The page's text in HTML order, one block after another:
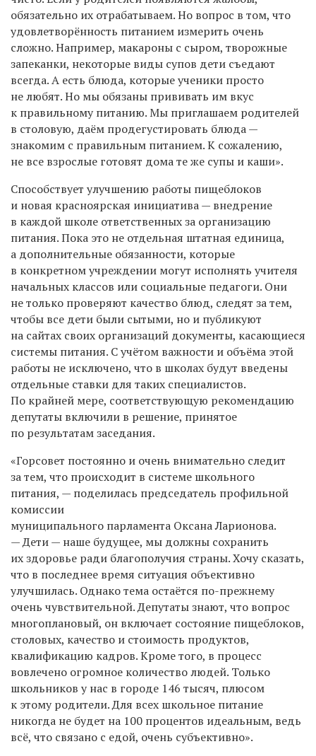
обязательно их отрабатываем. Но вопрос в том, что
удовлетворённость питанием измерить очень
сложно. Например, макароны с сыром, творожные
запеканки, некоторые виды супов дети съедают
всегда. А есть блюда, которые ученики просто
не любят. Но мы обязаны прививать им вкус
к правильному питанию. Мы приглашаем родителей
в столовую, даём продегустировать блюда —
знакомим с правильным питанием. К сожалению,
не все взрослые готовят дома те же супы и каши».
Способствует улучшению работы пищеблоков
и новая красноярская инициатива — внедрение
в каждой школе ответственных за организацию
питания. Пока это не отдельная штатная единица,
а дополнительные обязанности, которые
в конкретном учреждении могут исполнять учителя
начальных классов или социальные педагоги. Они
не только проверяют качество блюд, следят за тем,
чтобы все дети были сытыми, но и публикуют
на сайтах своих организаций документы, касающиеся
системы питания. С учётом важности и объёма этой
работы не исключено, что в школах будут введены
отдельные ставки для таких специалистов.
По крайней мере, соответствующую рекомендацию
депутаты включили в решение, принятое
по результатам заседания.
«Горсовет постоянно и очень внимательно следит
за тем, что происходит в системе школьного
питания, — поделилась председатель профильной
комиссии
муниципального парламента Оксана Ларионова.
— Дети — наше будущее, мы должны сохранить
их здоровье ради благополучия страны. Хочу сказать,
что в последнее время ситуация объективно
улучшилась. Однако тема остаётся по-прежнему
очень чувствительной. Депутаты знают, что вопрос
многоплановый, он включает состояние пищеблоков,
столовых, качество и стоимость продуктов,
квалификацию кадров. Кроме того, в процесс
вовлечено огромное количество людей. Только
школьников у нас в городе 146 тысяч, плюсом
к этому родители. Для всех школьное питание
никогда не будет на 100 процентов идеальным, ведь
всё, что связано с едой, очень субъективно».